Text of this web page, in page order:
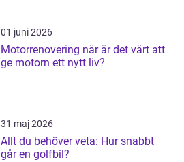
01 juni 2026
Motorrenovering när är det värt att
ge motorn ett nytt liv?
31 maj 2026
Allt du behöver veta: Hur snabbt
går en golfbil?